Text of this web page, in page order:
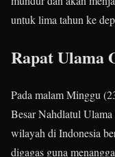
untuk lima tahun ke
Rapat Ulama
Pada malam Minggu
Besar Nahdlatul
wilayah di Indonesia
digagas guna